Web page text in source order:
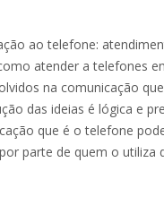
ao telefone:
atender a telefones
na comunicação
das ideias é lógica e
que é o telefone
parte de quem o utiliza